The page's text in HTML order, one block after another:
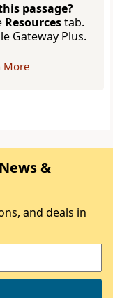
passage?
Resourcestab.
Gateway Plus.
More
&
and deals in